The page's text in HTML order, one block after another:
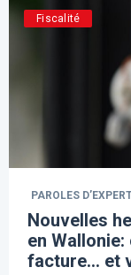
Fiscalité
PAROLES
Nouvelles
en
facture… et